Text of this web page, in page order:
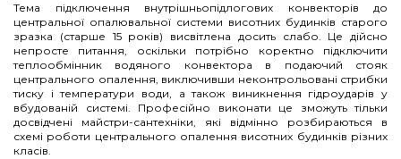
Тема підключення внутрішньопідлогових конвекторів до
центральної опалювальної системи висотних будинків старого
зразка (старше 15 років) висвітлена досить слабо. Це дійсно
непросте питання, оскільки потрібно коректно підключити
теплообмінник водяного конвектора в подаючий стояк
центрального опалення, виключивши неконтрольовані стрибки
тиску і температури води, а також виникнення гідроударів у
вбудованій системі. Професійно виконати це зможуть тільки
досвідчені майстри-сантехніки, які відмінно розбираються в
схемі роботи центрального опалення висотних будинків різних
класів.